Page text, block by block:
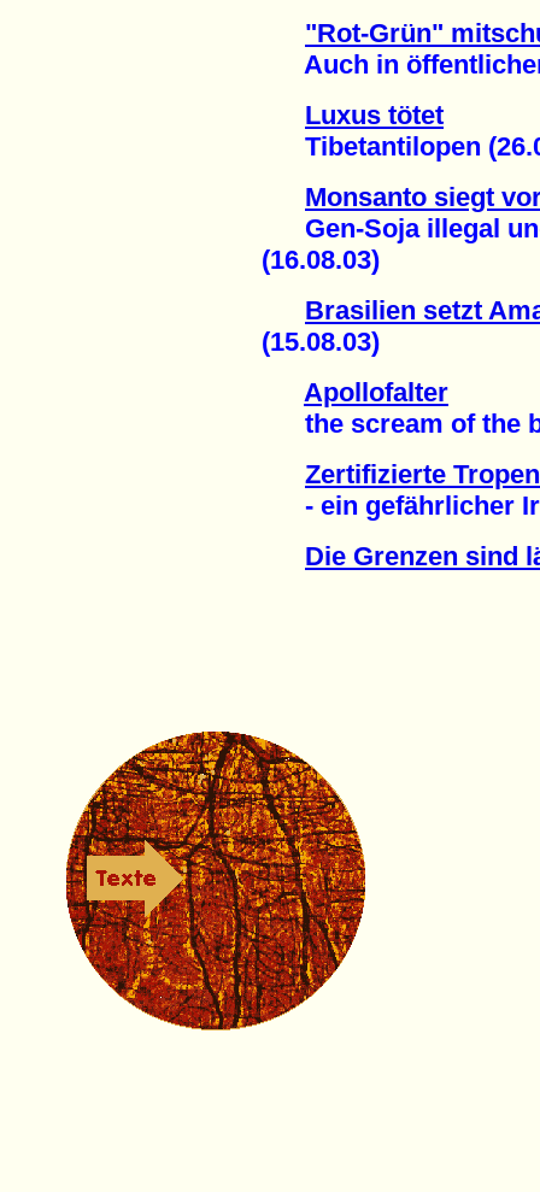
"Rot-Grün"
Auch in öffentlichen
Luxus tötet
Tibetantilopen
Monsanto siegt
Gen-Soja illegal
(16.08.03)
Brasilien setzt
(15.08.03)
Apollofalter
the scream of the
Zertifizierte
- ein gefährlicher
Die Grenzen sind